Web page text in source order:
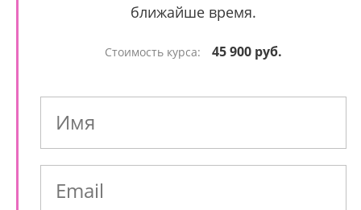
ближайше время.
Стоимость курса: 45 900 руб.